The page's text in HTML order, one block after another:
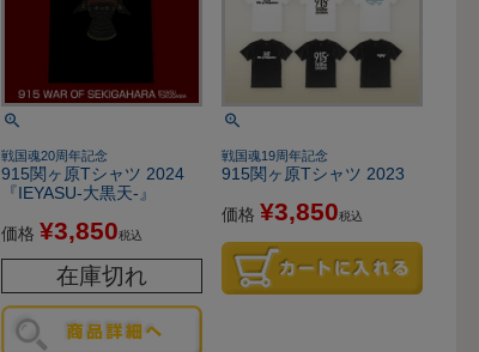
戦国魂20周年記念
915関ヶ原Tシャツ 2024
『IEYASU-大黒天-』
価格 ¥3,850税込
在庫切れ
戦国魂19周年記念
915関ヶ原Tシャツ 2023
価格 ¥3,850税込